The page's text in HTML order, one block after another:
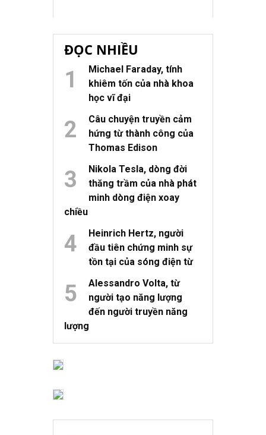
ĐỌC NHIỀU
Michael Faraday, tính
khiêm tốn của nhà khoa
học vĩ đại
Câu chuyện truyền cảm
hứng từ thành công của
Thomas Edison
Nikola Tesla, dòng đời
thăng trầm của nhà phát
minh dòng điện xoay
chiều
Heinrich Hertz, người
đầu tiên chứng minh sự
tồn tại của sóng điện từ
Alessandro Volta, từ
người tạo năng lượng
đến người truyền năng
lượng